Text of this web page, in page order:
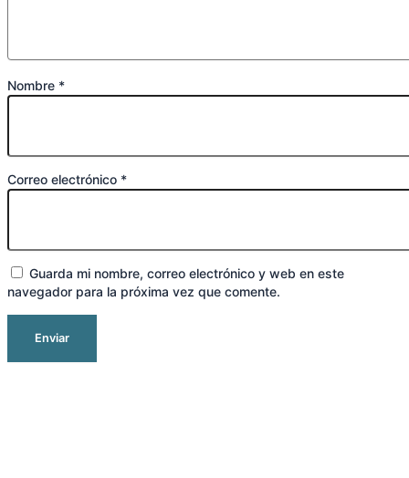
navegador para la próxima vez que comente.